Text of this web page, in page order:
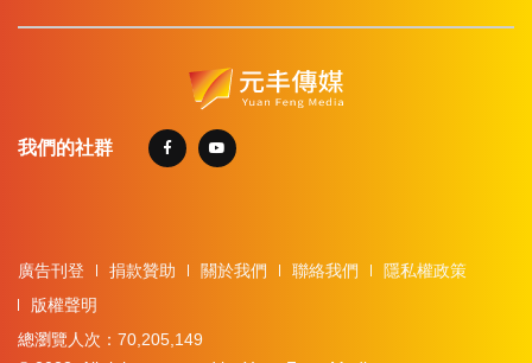
我們的社群
廣告刊登 捐款贊助 關於我們 聯絡我們
隱私權政策
版權聲明
總瀏覽人次：70,205,149